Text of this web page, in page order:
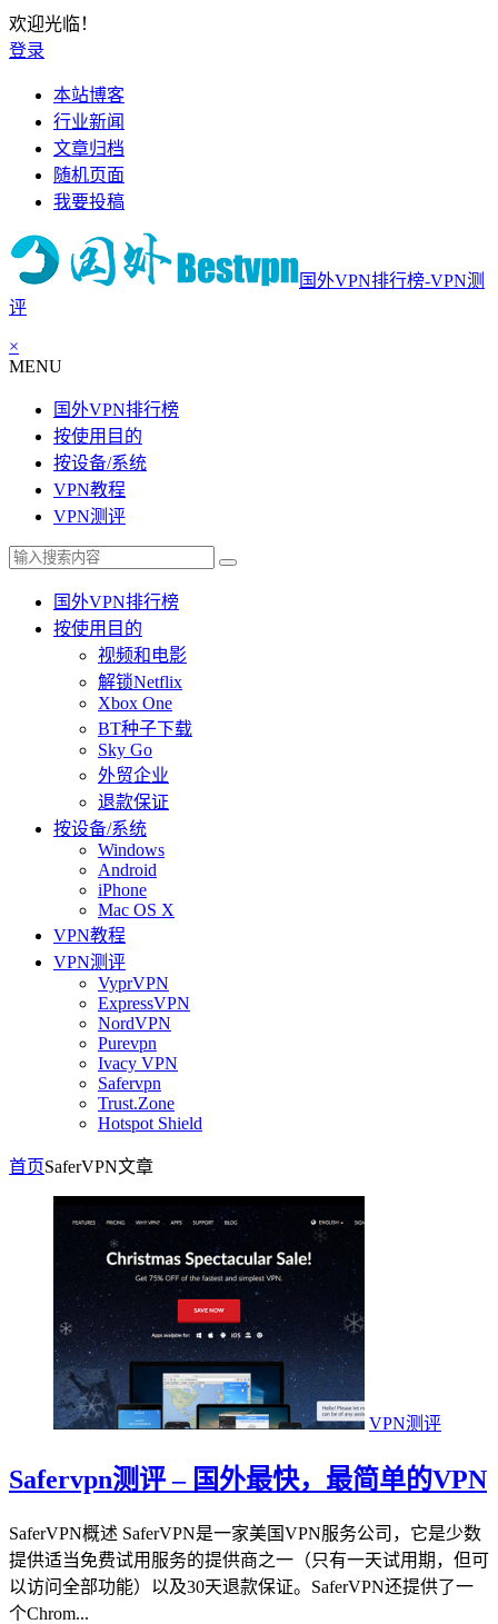
欢迎光临！
登录
本站博客
行业新闻
文章归档
随机页面
我要投稿
国外VPN排行榜-VPN测
评
×
MENU
国外VPN排行榜
按使用目的
按设备/系统
VPN教程
VPN测评
国外VPN排行榜
按使用目的
视频和电影
解锁Netflix
Xbox One
BT种子下载
Sky Go
外贸企业
退款保证
按设备/系统
Windows
Android
iPhone
Mac OS X
VPN教程
VPN测评
VyprVPN
ExpressVPN
NordVPN
Purevpn
Ivacy VPN
Safervpn
Trust.Zone
Hotspot Shield
首页SaferVPN文章
VPN测评
Safervpn测评 – 国外最快，最简单的VPN
SaferVPN概述 SaferVPN是一家美国VPN服务公司，它是少数
提供适当免费试用服务的提供商之一（只有一天试用期，但可
以访问全部功能）以及30天退款保证。SaferVPN还提供了一
个Chrom...